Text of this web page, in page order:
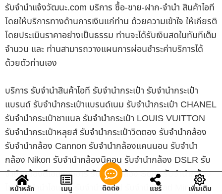
รับจํานําแจ้งวัฒนะ.com บริการ ซื้อ-ขาย-ฝาก-จำนำ สินค้าไอที
โดยให้บริการทางด้านการเงินแก่ท่าน ด้วยความเข้าใจ ให้เกียรติ
โดยประเมินราคาอย่างเป็นธรรม ท่านจะได้รับเงินสดในทันทีเต็ม
จำนวน และ ท่านสามารถวางแผนการผ่อนชำระค่าบริการได้
ด้วยตัวท่านเอง
บริการ รับจำนำสินค้าไอที รับจำนำกระเป๋า รับจำนำกระเป๋า
แบรนด์ รับจำนำกระเป๋าแบรนด์เนม รับจำนำกระเป๋า CHANEL
รับจำนำกระเป๋าชาแนล รับจำนำกระเป๋า LOUIS VUITTON
รับจำนำกระเป๋าหลุยส์ รับจำนำกระเป๋าวิตตอง รับจำนำกล้อง
รับจำนำกล้อง Cannon รับจำนำกล้องแคนนอน รับจำนำ
กล้อง Nikon รับจำนำกล้องนิคอน รับจำนำกล้อง DSLR รับ
จำนำกล้องดีเอสแอลอาร์ รับจำนำกล้อง Sony รับจำนำกล้อง
โซนี่ รับจำนำไอแพด รับจำนำ iPad รับจำนำ iPad Mini รับ
หน้าหลัก เมนู ติดต่อ แชร์ เพิ่มเติม